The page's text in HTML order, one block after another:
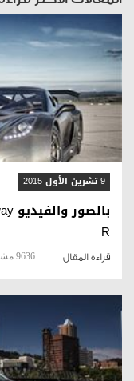
9 تشرين الأول 2015
R
قراءة المقال 9636 مشاهدة